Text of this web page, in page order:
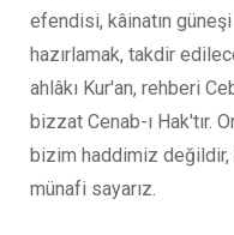
efendisi, kâinatın
hazırlamak, takdir
ahlâkı Kur'an, rehberi
bizzat Cenab-ı Hak'tır.
bizim haddimiz değildir,
münafi sayarız.